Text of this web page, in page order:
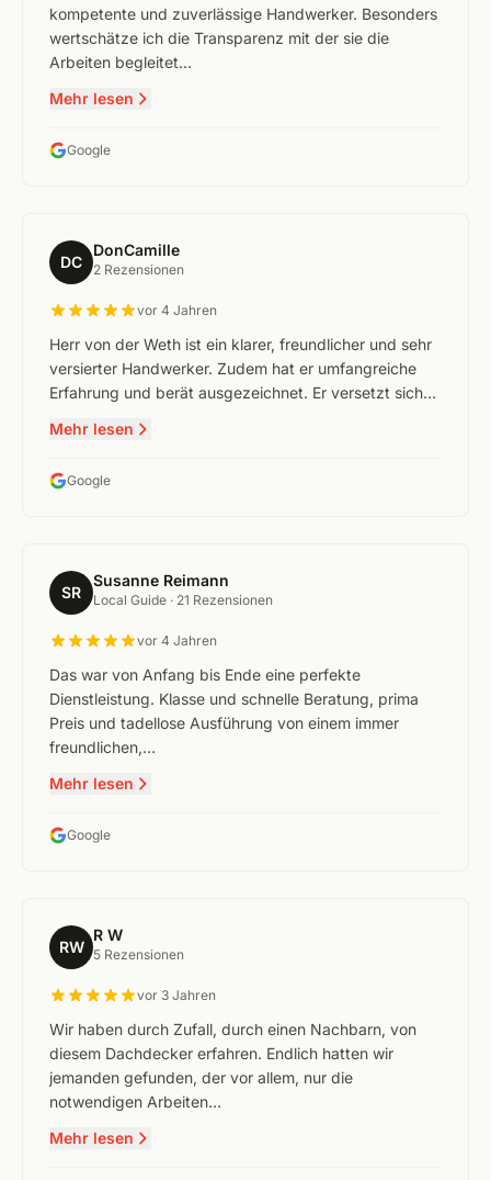
kompetente und zuverlässige Handwerker. Besonders
wertschätze ich die Transparenz mit der sie die
Arbeiten begleitet…
Mehr lesen
Google
DC
DonCamille
2 Rezensionen
vor 4 Jahren
Herr von der Weth ist ein klarer, freundlicher und sehr
versierter Handwerker. Zudem hat er umfangreiche
Erfahrung und berät ausgezeichnet. Er versetzt sich…
Mehr lesen
Google
SR
Susanne Reimann
Local Guide · 21 Rezensionen
vor 4 Jahren
Das war von Anfang bis Ende eine perfekte
Dienstleistung. Klasse und schnelle Beratung, prima
Preis und tadellose Ausführung von einem immer
freundlichen,…
Mehr lesen
Google
RW
R W
5 Rezensionen
vor 3 Jahren
Wir haben durch Zufall, durch einen Nachbarn, von
diesem Dachdecker erfahren. Endlich hatten wir
jemanden gefunden, der vor allem, nur die
notwendigen Arbeiten…
Mehr lesen